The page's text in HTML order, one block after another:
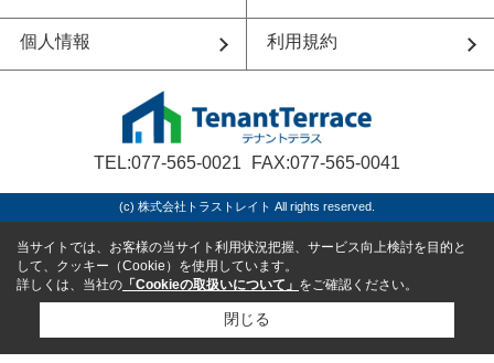
個人情報 利用規約
TEL:077-565-0021 FAX:077-565-0041
(c) 株式会社トラストレイト All rights reserved.
当サイトでは、お客様の当サイト利用状況把握、サービス向上検討を目的と
して、クッキー（Cookie）を使用しています。
詳しくは、当社の 「Cookieの取扱いについて」 をご確認ください。
閉じる